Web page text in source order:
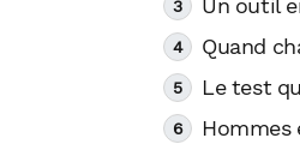
Un outil
Quand
Le test
Hommes